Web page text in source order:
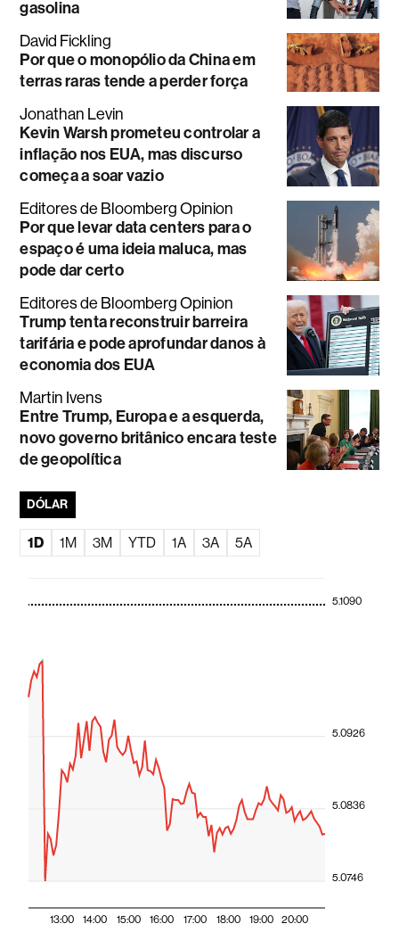
gasolina
David Fickling
Por que o monopólio da China em
terras raras tende a perder força
Jonathan Levin
Kevin Warsh prometeu controlar a
inflação nos EUA, mas discurso
começa a soar vazio
Editores de Bloomberg Opinion
Por que levar data centers para o
espaço é uma ideia maluca, mas
pode dar certo
Editores de Bloomberg Opinion
Trump tenta reconstruir barreira
tarifária e pode aprofundar danos à
economia dos EUA
Martin Ivens
Entre Trump, Europa e a esquerda,
novo governo britânico encara teste
de geopolítica
DÓLAR
1D 1M 3M YTD 1A 3A 5A
13:00 14:00 15:00 16:00 17:00 18:00 19:00 20:00
5.0746
5.0836
5.0926
5.1090